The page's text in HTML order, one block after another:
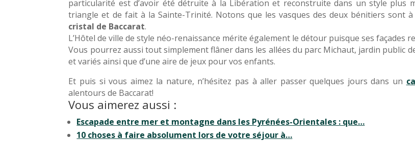
particularité est d’avoir été détruite à la Libération et reconstruite dans un style plus
triangle et de fait à la Sainte-Trinité. Notons que les vasques des deux bénitiers sont
cristal de Baccarat.
L’Hôtel de ville de style néo-renaissance mérite également le détour puisque ses façades
Vous pourrez aussi tout simplement flâner dans les allées du parc Michaut, jardin public
et variés ainsi que d’une aire de jeux pour vos enfants.
Et puis si vous aimez la nature, n’hésitez pas à aller passer quelques jours dans un
alentours de Baccarat!
Vous aimerez aussi :
Escapade entre mer et montagne dans les Pyrénées-Orientales : que…
10 choses à faire absolument lors de votre séjour à…